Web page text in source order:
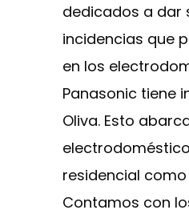
dedicados a dar
incidencias que
en los
Panasonic tiene
Oliva. Esto
residencial
Contamos con